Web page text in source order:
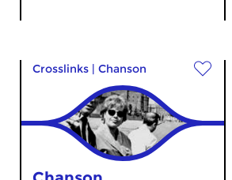
Crosslinks | Chanson